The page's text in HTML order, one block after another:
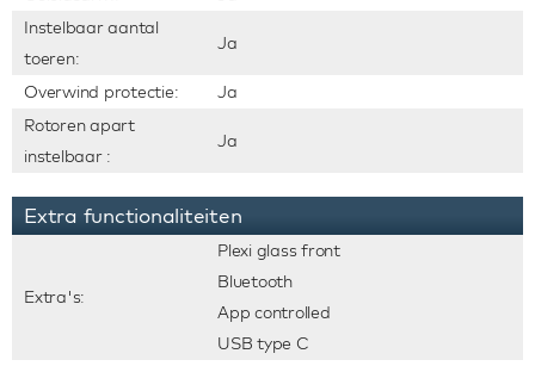
Instelbaar aantal
toeren:
Ja
Overwind protectie:
Ja
Rotoren apart
instelbaar :
Ja
Extra functionaliteiten
Extra's:
Plexi glass front
Bluetooth
App controlled
USB type C